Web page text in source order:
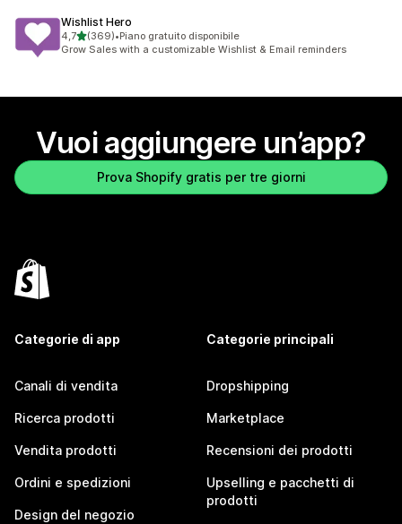
Wishlist Hero
4,7stelle su 5
(369)
369 recensioni totali
•Piano gratuito disponibile
Grow Sales with a customizable Wishlist & Email reminders
Vuoi aggiungere un’app?
Prova Shopify gratis per tre giorni
Categorie di app
Canali di vendita
Ricerca prodotti
Vendita prodotti
Ordini e spedizioni
Design del negozio
Categorie principali
Dropshipping
Marketplace
Recensioni dei prodotti
Upselling e pacchetti di
prodotti